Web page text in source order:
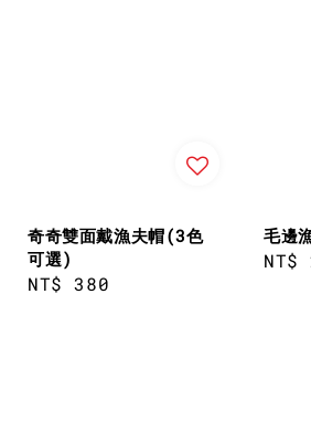
奇奇雙面戴漁夫帽(3色
可選)
Regular
NT$ 380
毛邊
NT$